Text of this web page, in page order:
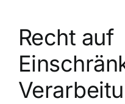
Recht auf